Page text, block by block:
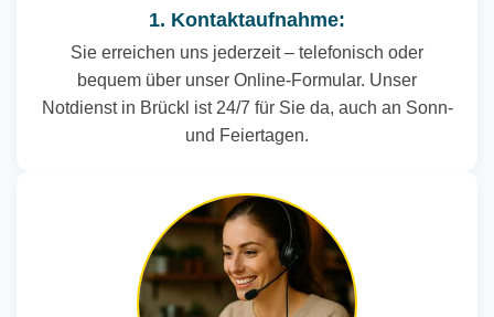
1. Kontaktaufnahme:
Sie erreichen uns jederzeit – telefonisch oder
bequem über unser Online-Formular. Unser
Notdienst in Brückl ist 24/7 für Sie da, auch an Sonn-
und Feiertagen.